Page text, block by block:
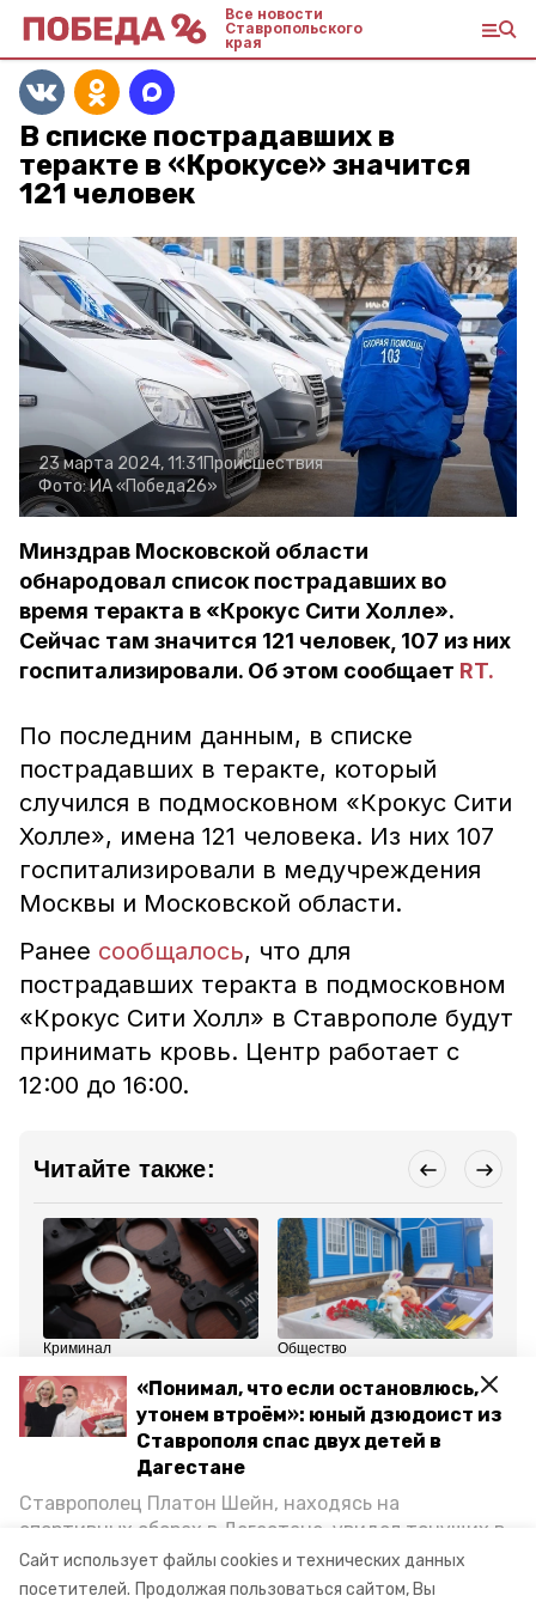
Сайт использует файлы cookies и технических данных
посетителей. Продолжая пользоваться сайтом, Вы
«Понимал, что если остановлюсь,
утонем втроём»: юный дзюдоист из
Ставрополя спас двух детей в
Дагестане
Ставрополец Платон Шейн, находясь на
спортивных сборах в Дегестане, увидел тонущих в
Каспийском море детей и бросился на помощь. По
возвращении домой, отважного мальчика
Все новости
Ставропольского
края
В списке пострадавших в
теракте в «Крокусе» значится
121 человек
23 марта 2024, 11:31 Происшествия
Фото:ИА «Победа26»
Минздрав Московской области
обнародовал список пострадавших во
время теракта в «Крокус Сити Холле».
Сейчас там значится 121 человек, 107 из них
госпитализировали. Об этом сообщает RT.
По последним данным, в списке
пострадавших в теракте, который
случился в подмосковном «Крокус Сити
Холле», имена 121 человека. Из них 107
госпитализировали в медучреждения
Москвы и Московской области.
Ранее сообщалось, что для
пострадавших теракта в подмосковном
«Крокус Сити Холл» в Ставрополе будут
принимать кровь. Центр работает с
12:00 до 16:00.
Читайте также:
Криминал
Подозреваемых в
совершении теракта в
«Крокусе» задержали —
RT
Общество
Мемориал в память о
жертвах трагедии в
Подмосковье
развернули в
Все новости
теракт в подмосковье